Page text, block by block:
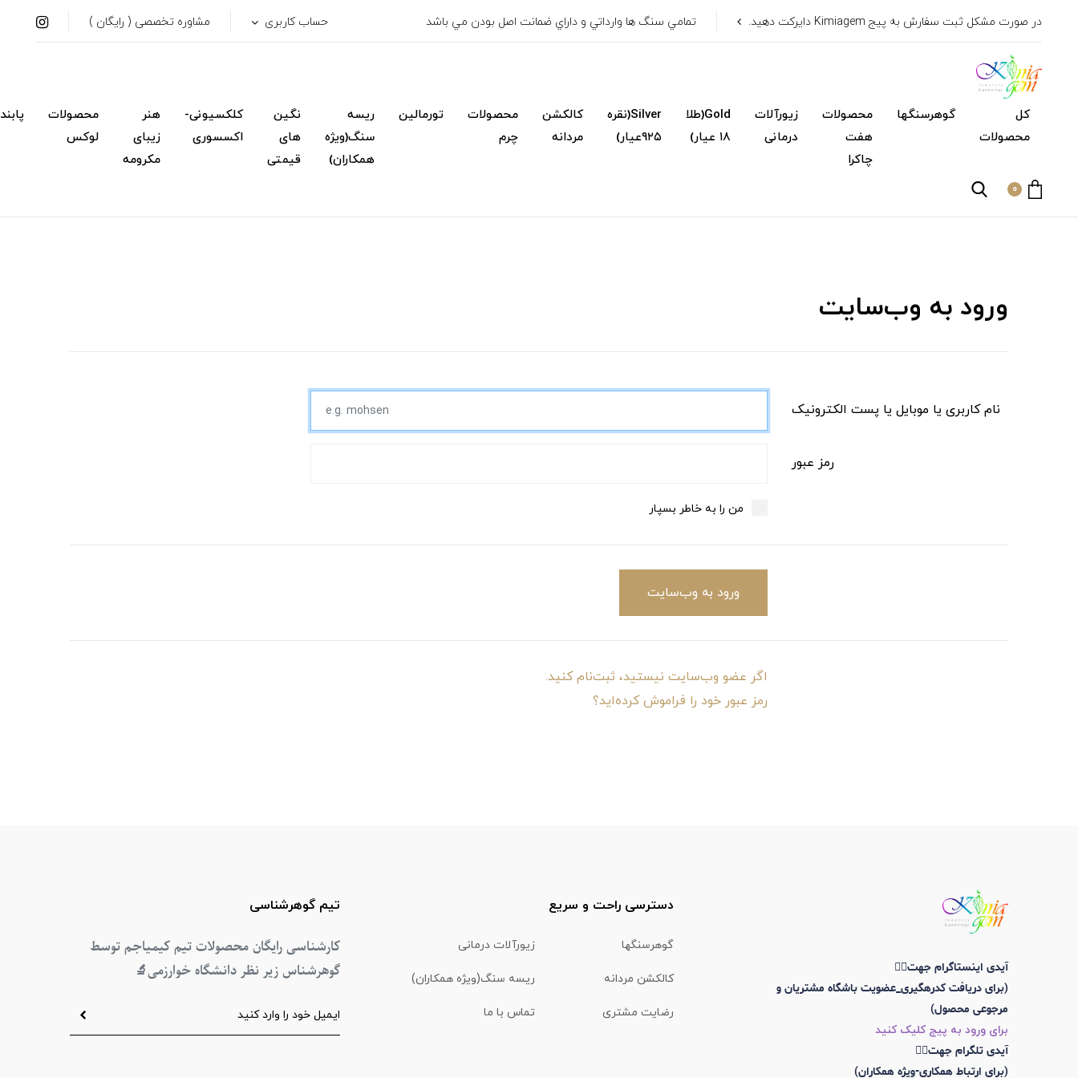
در صورت مشکل ثبت سفارش به پیج Kimiagem دایرکت دهید. تمامي سنگ ها وارداتي و داراي ضمانت اصل بودن مي باشد حساب کاربری مشاوره تخصصی ( رایگان )
کل
محصولات
گوهرسنگها
محصولات
هفت
چاکرا
زیورآلات
درمانی
Gold(طلا
۱۸ عیار)
Silver(نقره
۹۲۵عیار)
کالکشن
مردانه
محصولات
چرم
تورمالین
ریسه
سنگ(ویژه
همکاران)
نگین
های
قیمتی
کلکسیونی-
اکسسوری
هنر
زیبای
مکرومه
محصولات
لوکس
0
ورود به وب‌سایت
نام کاربری یا موبایل یا پست الکترونیک
رمز عبور
من را به خاطر بسپار
ورود به وب‌سایت
اگر عضو وب‌سایت نیستید، ثبت‌نام کنید.
رمز عبور خود را فراموش کرده‌اید؟
آیدی اینستاگرام جهت👇🏼
(برای دریافت کدرهگیری_عضویت باشگاه مشتریان و
مرجوعی محصول)
برای ورود به پیج کلیک کنید
آیدی تلگرام جهت👇🏼
(برای ارتباط همکاری-ویژه همکاران)
دسترسی راحت و سریع
گوهرسنگها زیورآلات درمانی
کالکشن مردانه ریسه سنگ(ویژه همکاران)
رضایت مشتری تماس با ما
تیم گوهرشناسی
کارشناسی رایگان محصولات تیم کیمیاجم توسط
گوهرشناس زیر نظر دانشگاه خوارزمی🔬